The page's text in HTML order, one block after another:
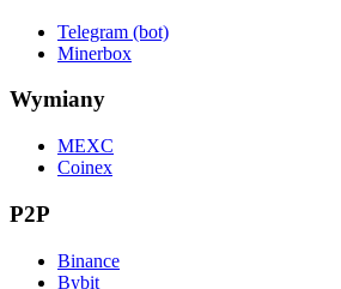
Telegram (bot)
Minerbox
Wymiany
MEXC
Coinex
P2P
Binance
Bybit